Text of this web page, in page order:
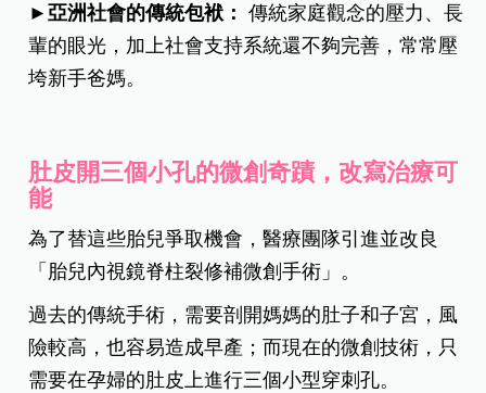
►亞洲社會的傳統包袱： 傳統家庭觀念的壓力、長
輩的眼光，加上社會支持系統還不夠完善，常常壓
垮新手爸媽。
肚皮開三個小孔的微創奇蹟，改寫治療可
能
為了替這些胎兒爭取機會，醫療團隊引進並改良
「胎兒內視鏡脊柱裂修補微創手術」。
過去的傳統手術，需要剖開媽媽的肚子和子宮，風
險較高，也容易造成早產；而現在的微創技術，只
需要在孕婦的肚皮上進行三個小型穿刺孔。